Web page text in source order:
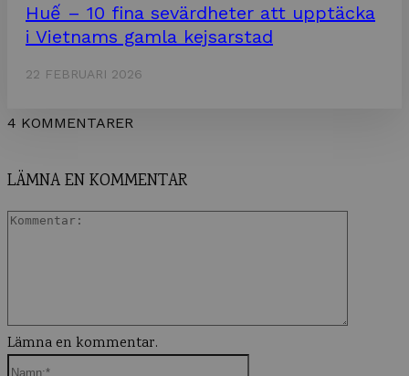
Huế – 10 fina sevärdheter att upptäcka
i Vietnams gamla kejsarstad
22 FEBRUARI 2026
4 KOMMENTARER
LÄMNA EN KOMMENTAR
Lämna en kommentar.